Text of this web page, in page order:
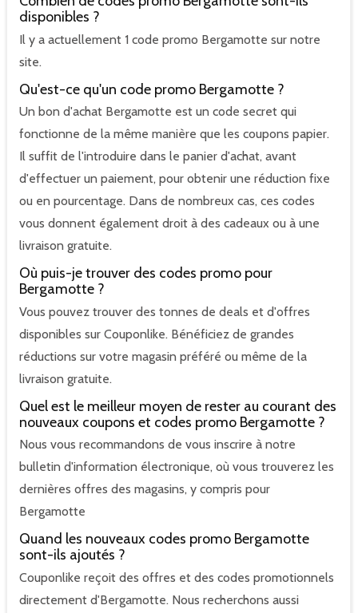
disponibles ?
Il y a actuellement 1 code promo Bergamotte sur notre
site.
Qu'est-ce qu'un code promo Bergamotte ?
Un bon d'achat Bergamotte est un code secret qui
fonctionne de la même manière que les coupons papier.
Il suffit de l'introduire dans le panier d'achat, avant
d'effectuer un paiement, pour obtenir une réduction fixe
ou en pourcentage. Dans de nombreux cas, ces codes
vous donnent également droit à des cadeaux ou à une
livraison gratuite.
Où puis-je trouver des codes promo pour
Bergamotte ?
Vous pouvez trouver des tonnes de deals et d'offres
disponibles sur Couponlike. Bénéficiez de grandes
réductions sur votre magasin préféré ou même de la
livraison gratuite.
Quel est le meilleur moyen de rester au courant des
nouveaux coupons et codes promo Bergamotte ?
Nous vous recommandons de vous inscrire à notre
bulletin d'information électronique, où vous trouverez les
dernières offres des magasins, y compris pour
Bergamotte
Quand les nouveaux codes promo Bergamotte
sont-ils ajoutés ?
Couponlike reçoit des offres et des codes promotionnels
directement d'Bergamotte. Nous recherchons aussi